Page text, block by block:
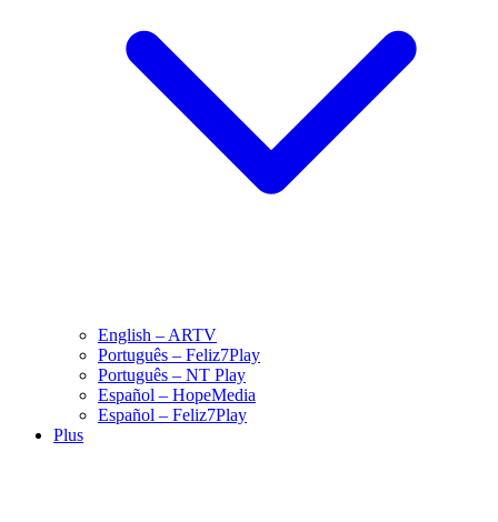
English – ARTV
Português – Feliz7Play
Português – NT Play
Español – HopeMedia
Español – Feliz7Play
Plus